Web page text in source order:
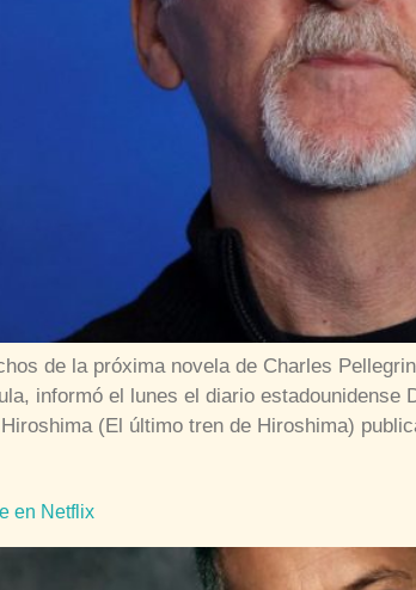
de la próxima novela de Charles
informó el lunes el diario
(El último tren de Hiroshima)
en Netflix